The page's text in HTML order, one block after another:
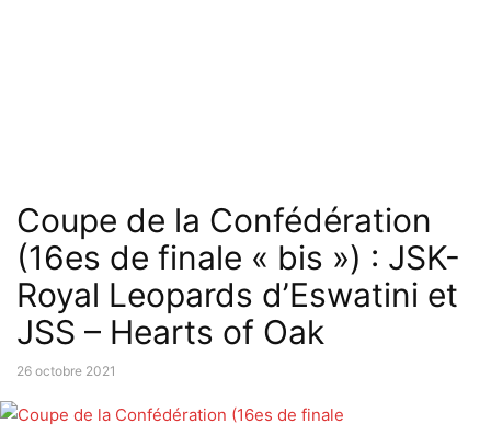
Coupe de la Confédération
(16es de finale « bis ») : JSK-
Royal Leopards d’Eswatini et
JSS – Hearts of Oak
26 octobre 2021